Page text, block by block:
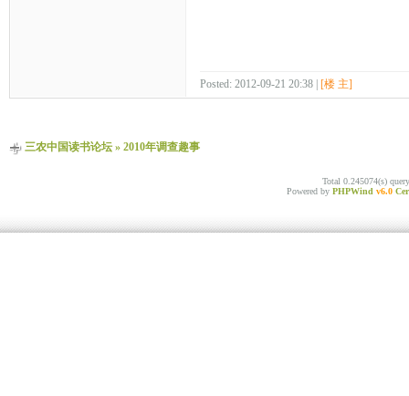
Posted: 2012-09-21 20:38 | [楼 主]
三农中国读书论坛» 2010年调查趣事
Total 0.245074(s)
Powered by PHPWind v6.0